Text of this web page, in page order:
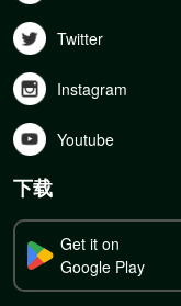
Twitter
Instagram
Youtube
下载
Get it on
Google Play